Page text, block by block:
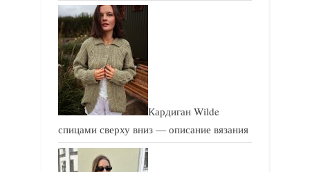
Кардиган Wilde
спицами сверху вниз — описание вязания